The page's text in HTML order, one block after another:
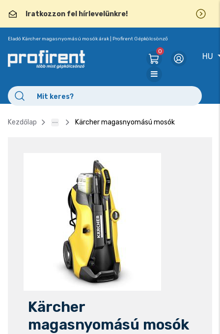
Iratkozzon fel hírlevelünkre!
Eladó Kärcher magasnyomású mosók árak | Profirent Gépkölcsönző
0
HU
Kezdőlap Kärcher magasnyomású mosók
Kärcher
magasnyomású mosók